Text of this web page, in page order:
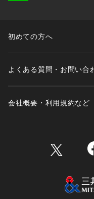
初めての方へ
よくある質問・お問い合
会社概要・利用規約など